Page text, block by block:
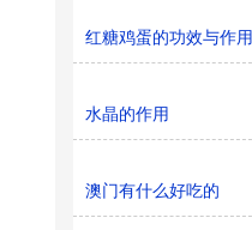
红糖鸡蛋的功效与作用
水晶的作用
澳门有什么好吃的